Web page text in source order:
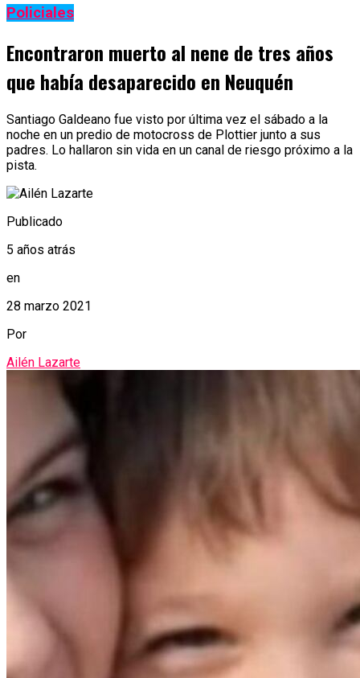
Policiales
Encontraron muerto al nene de tres años
que había desaparecido en Neuquén
Santiago Galdeano fue visto por última vez el sábado a la
noche en un predio de motocross de Plottier junto a sus
padres. Lo hallaron sin vida en un canal de riesgo próximo a la
pista.
Publicado
5 años atrás
en
28 marzo 2021
Por
Ailén Lazarte